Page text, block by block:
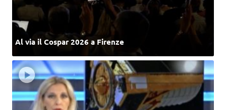
Al via il Cospar 2026 a Firenze